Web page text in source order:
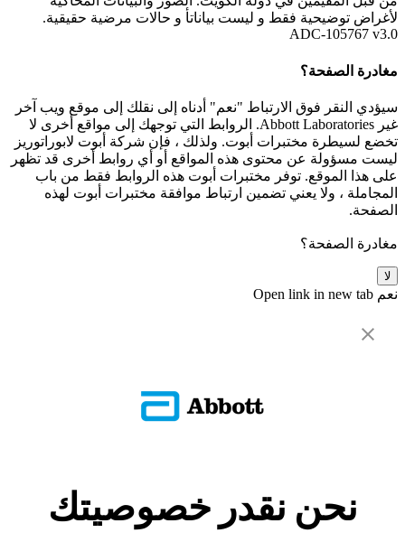
لأغراض توضيحية فقط و ليست بياناتأ و حالات مرضية حقيقية.
ADC-105767 v3.0
مغادرة الصفحة؟
سيؤدي النقر فوق الارتباط "نعم" أدناه إلى نقلك إلى موقع ويب آخر
غير Abbott Laboratories. الروابط التي توجهك إلى مواقع أخرى لا
تخضع لسيطرة مختبرات أبوت. ولذلك ، فإن شركة أبوت لابوراتوريز
ليست مسؤولة عن محتوى هذه المواقع أو أي روابط أخرى قد تظهر
على هذا الموقع. توفر مختبرات أبوت هذه الروابط فقط من باب
المجاملة ، ولا يعني تضمين ارتباط موافقة مختبرات أبوت لهذه
الصفحة.
مغادرة الصفحة؟
لا
نعم Open link in new tab
نحن نقدر خصوصيتك